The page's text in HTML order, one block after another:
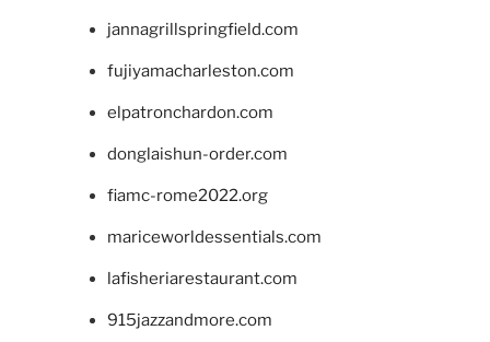
jannagrillspringfield.com
fujiyamacharleston.com
elpatronchardon.com
donglaishun-order.com
fiamc-rome2022.org
mariceworldessentials.com
lafisheriarestaurant.com
915jazzandmore.com